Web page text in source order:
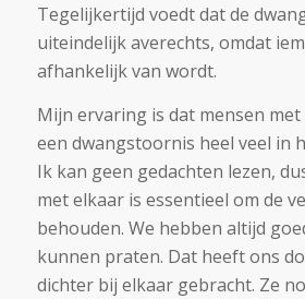
Tegelijkertijd voedt dat de
uiteindelijk averechts, omdat
afhankelijk van wordt.
Mijn ervaring is dat mensen
een dwangstoornis heel veel in
Ik kan geen gedachten lezen,
met elkaar is essentieel om de
behouden. We hebben altijd
kunnen praten. Dat heeft ons
dichter bij elkaar gebracht. Ze